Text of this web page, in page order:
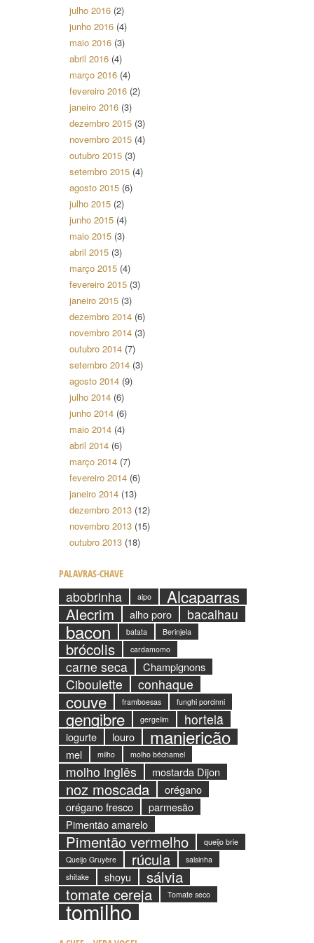
julho 2016 (2)
junho 2016 (4)
maio 2016 (3)
abril 2016 (4)
março 2016 (4)
fevereiro 2016 (2)
janeiro 2016 (3)
dezembro 2015 (3)
novembro 2015 (4)
outubro 2015 (3)
setembro 2015 (4)
agosto 2015 (6)
julho 2015 (2)
junho 2015 (4)
maio 2015 (3)
abril 2015 (3)
março 2015 (4)
fevereiro 2015 (3)
janeiro 2015 (3)
dezembro 2014 (6)
novembro 2014 (3)
outubro 2014 (7)
setembro 2014 (3)
agosto 2014 (9)
julho 2014 (6)
junho 2014 (6)
maio 2014 (4)
abril 2014 (6)
março 2014 (7)
fevereiro 2014 (6)
janeiro 2014 (13)
dezembro 2013 (12)
novembro 2013 (15)
outubro 2013 (18)
PALAVRAS-CHAVE
abobrinha aipo Alcaparras
Alecrim alho poro bacalhau
bacon batata Berinjela
brócolis cardamomo
carne seca Champignons
Ciboulette conhaque
couve framboesas funghi porcinni
gengibre gergelim hortelã
iogurte louro manjericão
mel milho molho béchamel
molho inglês mostarda Dijon
noz moscada
orégano
orégano fresco
parmesão
Pimentão amarelo
Pimentão vermelho
queijo brie
Queijo Gruyère
rúcula
salsinha
shitake
shoyu
sálvia
tomate cereja
Tomate seco
tomilho